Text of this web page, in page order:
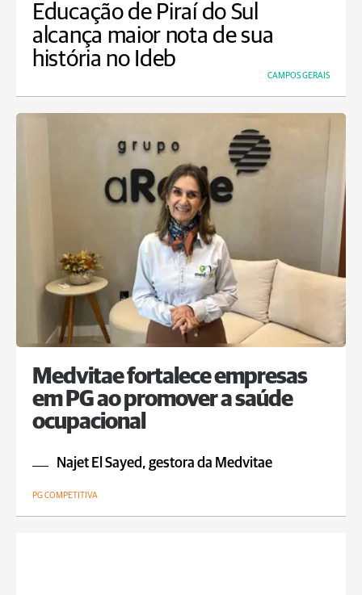
Educação de Piraí do Sul
alcança maior nota de sua
história no Ideb
CAMPOS GERAIS
Medvitae fortalece empresas
em PG ao promover a saúde
ocupacional
Najet El Sayed, gestora da Medvitae
PG COMPETITIVA